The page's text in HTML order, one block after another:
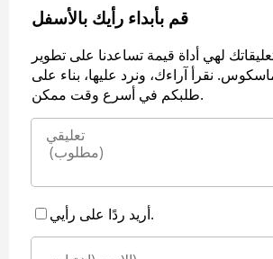
قم بأبداء رأيك بالأسفل
لهي أداة قيمة تساعدنا على تطوير
نقرأ آراءك، ونرد عليها، بناء على
طلبكم في أسرع وقت ممكن.
أريد ردًا على رأيي.